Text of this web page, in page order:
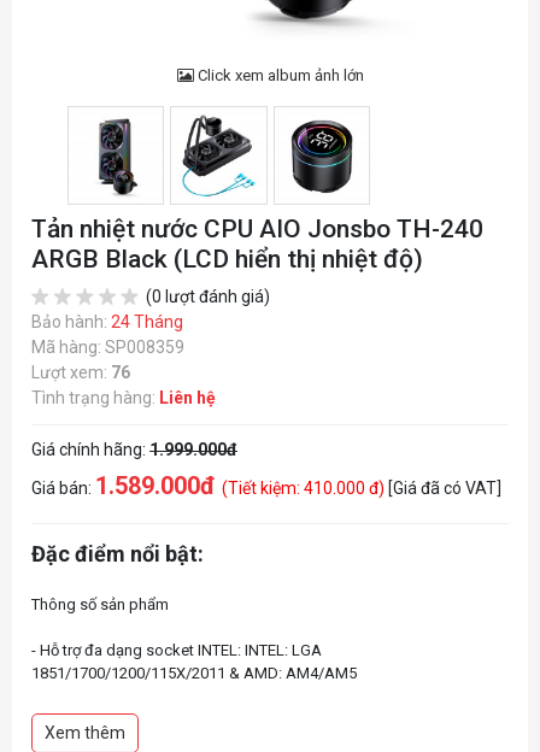
Click xem album ảnh lớn
Tản nhiệt nước CPU AIO Jonsbo TH-240
ARGB Black (LCD hiển thị nhiệt độ)
(0 lượt đánh giá)
Bảo hành: 24 Tháng
Mã hàng: SP008359
Lượt xem: 76
Tình trạng hàng: Liên hệ
Giá chính hãng: 1.999.000đ
Giá bán: 1.589.000đ (Tiết kiệm: 410.000 đ) [Giá đã có VAT]
Đặc điểm nổi bật:
Thông số sản phẩm
- Hỗ trợ đa dạng socket INTEL: INTEL: LGA
1851/1700/1200/115X/2011 & AMD: AM4/AM5
- Loại vòng bi quạt: Vòng bi thủy lực
- Tốc độ quạt: 700rpm~2400rpm(±10%)
Xem thêm